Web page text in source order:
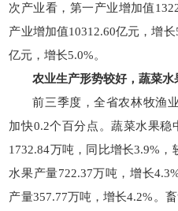
次产业看，第一产业增加值
产业增加值10312.60亿元，增
亿元，增长5.0%。
农业生产形势较好，蔬菜水
前三季度，全省农林牧渔
加快0.2个百分点。蔬菜水果
1732.84万吨，同比增长3.9%
水果产量722.37万吨，增长
产量357.77万吨，增长4.2%。